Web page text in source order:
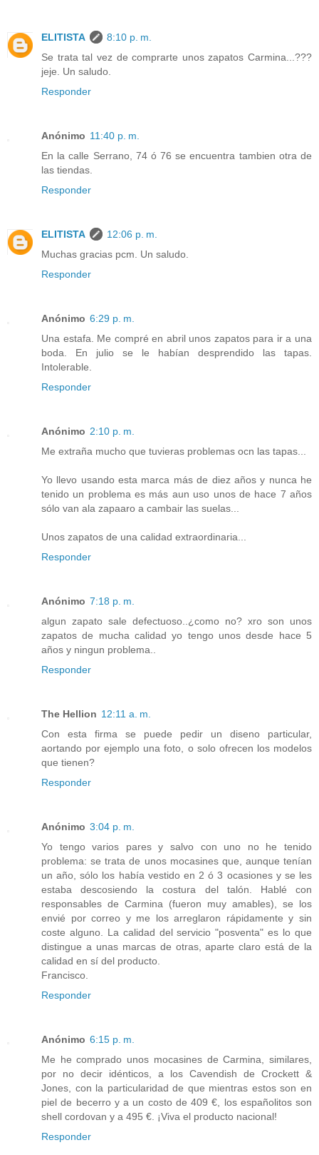
ELITISTA
8:10 p. m.
Se trata tal vez de comprarte unos zapatos Carmina...???
jeje. Un saludo.
Responder
Anónimo 11:40 p. m.
En la calle Serrano, 74 ó 76 se encuentra tambien otra de
las tiendas.
Responder
ELITISTA
12:06 p. m.
Muchas gracias pcm. Un saludo.
Responder
Anónimo 6:29 p. m.
Una estafa. Me compré en abril unos zapatos para ir a una
boda. En julio se le habían desprendido las tapas.
Intolerable.
Responder
Anónimo 2:10 p. m.
Me extraña mucho que tuvieras problemas ocn las tapas...
Yo llevo usando esta marca más de diez años y nunca he
tenido un problema es más aun uso unos de hace 7 años
sólo van ala zapaaro a cambair las suelas...
Unos zapatos de una calidad extraordinaria...
Responder
Anónimo 7:18 p. m.
algun zapato sale defectuoso..¿como no? xro son unos
zapatos de mucha calidad yo tengo unos desde hace 5
años y ningun problema..
Responder
The Hellion 12:11 a. m.
Con esta firma se puede pedir un diseno particular,
aortando por ejemplo una foto, o solo ofrecen los modelos
que tienen?
Responder
Anónimo 3:04 p. m.
Yo tengo varios pares y salvo con uno no he tenido
problema: se trata de unos mocasines que, aunque tenían
un año, sólo los había vestido en 2 ó 3 ocasiones y se les
estaba descosiendo la costura del talón. Hablé con
responsables de Carmina (fueron muy amables), se los
envié por correo y me los arreglaron rápidamente y sin
coste alguno. La calidad del servicio "posventa" es lo que
distingue a unas marcas de otras, aparte claro está de la
calidad en sí del producto.
Francisco.
Responder
Anónimo 6:15 p. m.
Me he comprado unos mocasines de Carmina, similares,
por no decir idénticos, a los Cavendish de Crockett &
Jones, con la particularidad de que mientras estos son en
piel de becerro y a un costo de 409 €, los españolitos son
shell cordovan y a 495 €. ¡Viva el producto nacional!
Responder